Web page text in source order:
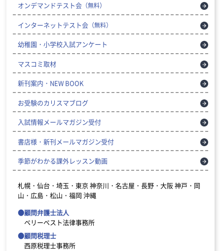
オンデマンドテスト会 （無料）
インターネットテスト会 （無料）
幼稚園・小学校入試アンケート
マスコミ取材
新刊案内・NEW BOOK
お受験のカリスマブログ
入試情報メールマガジン受付
書店様・新刊メールマガジン受付
季節がわかる課外レッスン動画
札幌・仙台・埼玉・東京神奈川・名古屋・長野・大阪神戸・岡
山・広島・松山・福岡 沖縄
●顧問弁護士法人
ベリーベスト法律事務所
●顧問税理士
西原税理士事務所